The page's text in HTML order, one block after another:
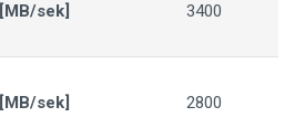
sek] 3400
sek] 2800